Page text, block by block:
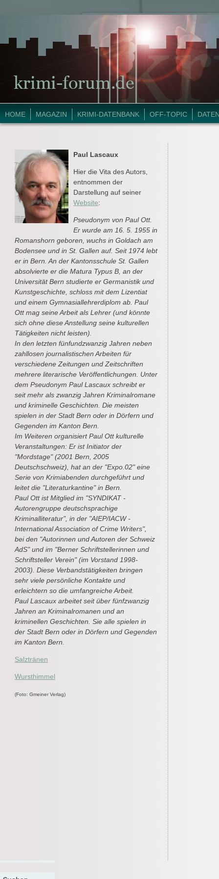
HOME MAGAZIN KRIMI-DATENBANK OFF-TOPIC
Paul Lascaux
Hier die Vita des Autors,
entnommen der
Darstellung auf seiner
Website:
Pseudonym von Paul Ott.
Er wurde am 16. 5. 1955 in
Romanshorn geboren, wuchs in Goldach am
Bodensee und in St. Gallen auf. Seit 1974 lebt
er in Bern. An der Kantonsschule St. Gallen
absolvierte er die Matura Typus B, an der
Universität Bern studierte er Germanistik und
Kunstgeschichte, schloss mit dem Lizentiat
und einem Gymnasiallehrerdiplom ab. Paul
Ott mag seine Arbeit als Lehrer (und könnte
sich ohne diese Anstellung seine kulturellen
Tätigkeiten nicht leisten).
In den letzten fünfundzwanzig Jahren neben
zahllosen journalistischen Arbeiten für
verschiedene Zeitungen und Zeitschriften
mehrere literarische Veröffentlichungen. Unter
dem Pseudonym Paul Lascaux schreibt er
seit mehr als zwanzig Jahren Kriminalromane
und kriminelle Geschichten. Die meisten
spielen in der Stadt Bern oder in Dörfern und
Gegenden im Kanton Bern.
Im Weiteren organisiert Paul Ott kulturelle
Veranstaltungen: Er ist Initiator der
"Mordstage" (2001 Bern, 2005
Deutschschweiz), hat an der "Expo.02" eine
Serie von Krimiabenden durchgeführt und
leitet die "Literaturkantine" in Bern.
Paul Ott ist Mitglied im "SYNDIKAT -
Autorengruppe deutschsprachige
Kriminalliteratur", in der "AIEP/IACW -
International Association of Crime Writers",
bei den "Autorinnen und Autoren der Schweiz
AdS" und im "Berner Schriftstellerinnen und
Schriftsteller Verein" (im Vorstand 1998-
2003). Diese Verbandstätigkeiten bringen
sehr viele persönliche Kontakte und
erleichtern so die umfangreiche Arbeit.
Paul Lascaux arbeitet seit über fünfzwanzig
Jahren an Kriminalromanen und an
kriminellen Geschichten. Sie alle spielen in
der Stadt Bern oder in Dörfern und Gegenden
im Kanton Bern.
Salztränen
Wursthimmel
(Foto: Gmeiner Verlag)